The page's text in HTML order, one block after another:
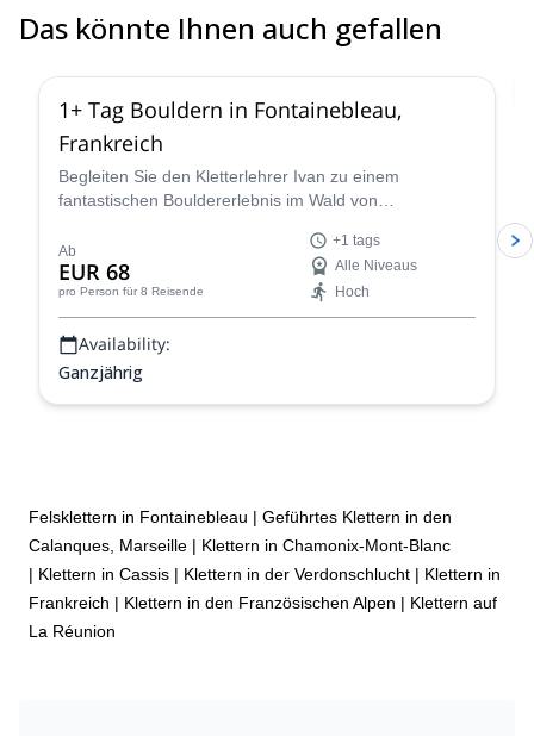
Das könnte Ihnen auch gefallen
4.9
1+ Tag Bouldern in Fontainebleau,
Frankreich
Begleiten Sie den Kletterlehrer Ivan zu einem
fantastischen Bouldererlebnis im Wald von
einen oder mehrere Tage.
Ab
EUR 68
pro Person für 8 Reisende
+1 tags
Alle Niveaus
Hoch
Availability:
Ganzjährig
Felsklettern in Fontainebleau | Geführtes Klettern in den
Calanques, Marseille | Klettern in Chamonix-Mont-Blanc
| Klettern in Cassis | Klettern in der Verdonschlucht | Klettern in
Frankreich | Klettern in den Französischen Alpen | Klettern auf
La Réunion